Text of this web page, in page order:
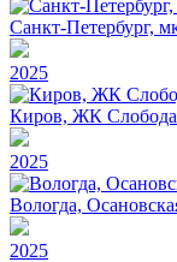
Санкт-Петербург,
2025
Киров, ЖК Слобода
2025
Вологда,
2025